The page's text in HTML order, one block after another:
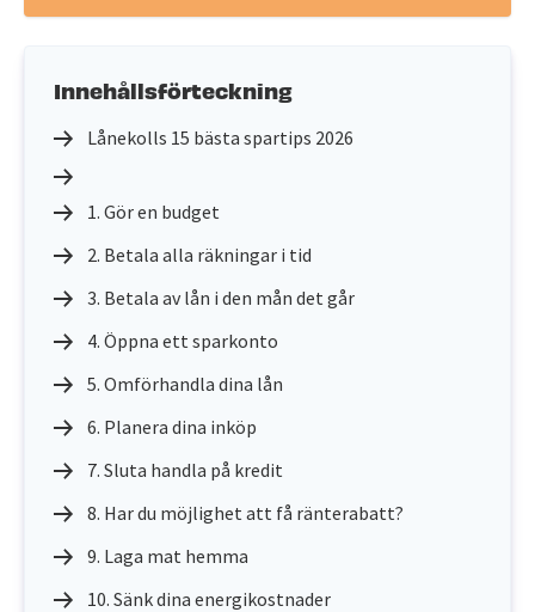
Innehållsförteckning
Lånekolls 15 bästa spartips 2026
1. Gör en budget
2. Betala alla räkningar i tid
3. Betala av lån i den mån det går
4. Öppna ett sparkonto
5. Omförhandla dina lån
6. Planera dina inköp
7. Sluta handla på kredit
8. Har du möjlighet att få ränterabatt?
9. Laga mat hemma
10. Sänk dina energikostnader